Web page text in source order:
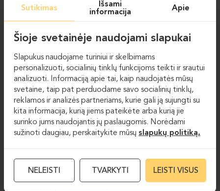
Akustiniai sprendimai Akustiniai sprendimai
FELT WAVE
Sutikimas
Išsami
informacija
Apie
Šioje svetainėje naudojami slapukai
Slapukus naudojame turiniui ir skelbimams
personalizuoti, socialinių tinklų funkcijoms teikti ir srautui
analizuoti. Informaciją apie tai, kaip naudojatės mūsų
svetaine, taip pat perduodame savo socialinių tinklų,
reklamos ir analizės partneriams, kurie gali ją sujungti su
kita informacija, kurią jiems pateikėte arba kurią jie
surinko jums naudojantis jų paslaugomis. Norėdami
sužinoti daugiau, perskaitykite mūsų slapukų politiką.
NELEISTI TVARKYTI LEISTI VISUS